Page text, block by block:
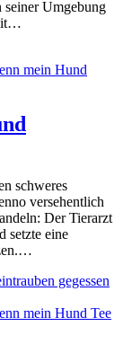
seiner Umgebung
schweres
versehentlich
Der Tierarzt
setzte eine
gegessen